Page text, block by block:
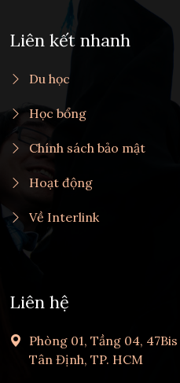
Liên kết nhanh
Du học
Học bổng
Chính sách bảo mật
Hoạt động
Về Interlink
Liên hệ
Phòng 01, Tầng 04,
Tân Định, TP. HCM